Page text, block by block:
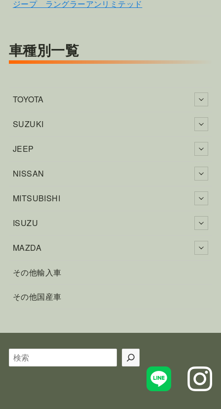
ジープ ラングラーアンリミテッド
車種別一覧
TOYOTA
SUZUKI
JEEP
NISSAN
MITSUBISHI
ISUZU
MAZDA
その他輸入車
その他国産車
検
索